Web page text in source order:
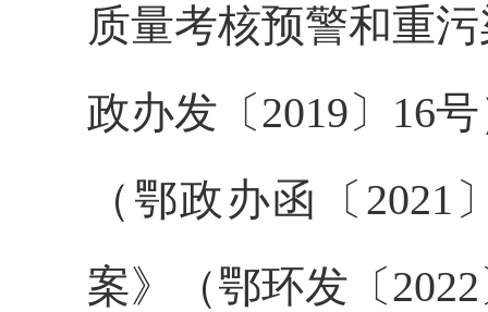
质量考核预警和重
政办发〔2019〕16
（鄂政办函〔
案》（鄂环发〔